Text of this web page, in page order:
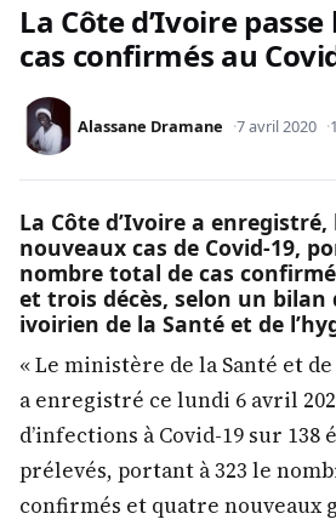
La Côte d’Ivoire passe
cas confirmés au
Alassane Dramane 7 avril 2020
La Côte d’Ivoire a
nouveaux cas de Covid-19,
nombre total de cas
et trois décès, selon un
ivoirien de la Santé et de
« Le ministère de la Santé et
a enregistré ce lundi 6 avril
d’infections à Covid-19 sur
prélevés, portant à 323 le
confirmés et quatre nouveaux